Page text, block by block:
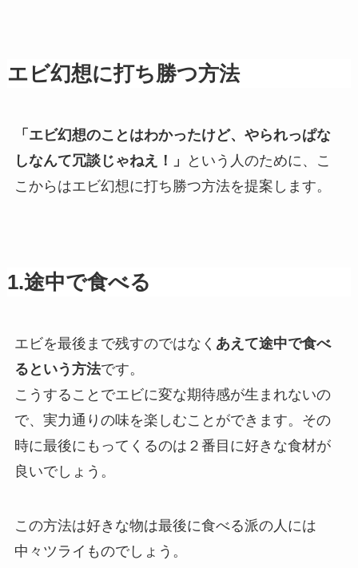
エビ幻想に打ち勝つ方法
「エビ幻想のことはわかったけど、やられっぱな
しなんて冗談じゃねえ！」
という人のために、こ
こからはエビ幻想に打ち勝つ方法を提案します。
1.途中で食べる
エビを最後まで残すのではなく あえて途中で食べ
るという方法です。
こうすることでエビに変な期待感が生まれないの
で、実力通りの味を楽しむことができます。その
時に最後にもってくるのは２番目に好きな食材が
良いでしょう。
この方法は好きな物は最後に食べる派の人には
中々ツライものでしょう。